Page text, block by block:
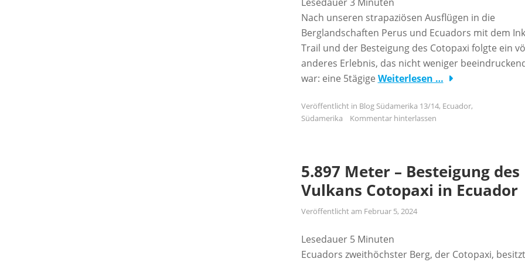
Nach unseren strapaziösen Ausflügen in die
Berglandschaften Perus und Ecuadors mit dem
Trail und der Besteigung des Cotopaxi folgte ein
anderes Erlebnis, das nicht weniger
war: eine 5tägige Weiterlesen …
Veröffentlicht in Blog Südamerika 13/14, Ecuador,
Südamerika
Kommentar hinterlassen
5.897 Meter – Besteigung des
Vulkans Cotopaxi in Ecuador
Veröffentlicht am Februar 5, 2024
Lesedauer 5 Minuten
Ecuadors zweithöchster Berg, der Cotopaxi, besitzt